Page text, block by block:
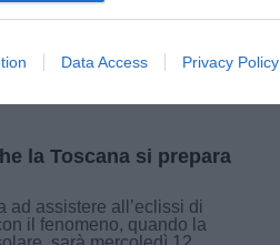
Data Access Privacy Policy
la Toscana si prepara
ad assistere all’eclissi di
il fenomeno, quando la